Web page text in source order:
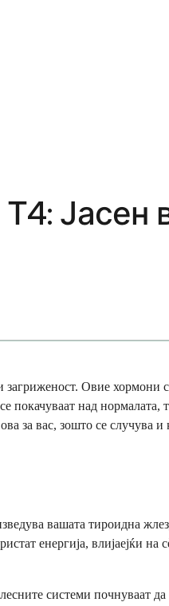
Јасен
Овие хормони
покачуваат над нормалата,
за вас, зошто се случува
вашата тироидна
енергија, влијаејќи
системи почнуваат